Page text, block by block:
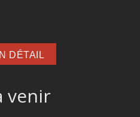
DÉTAIL
venir